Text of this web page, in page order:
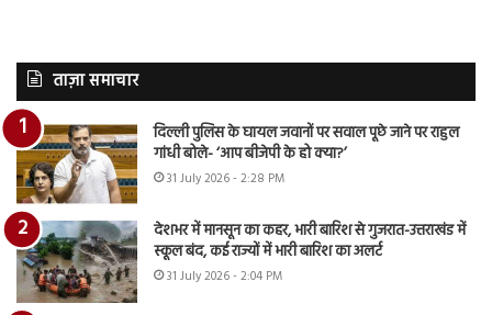
ताज़ा समाचार
दिल्ली पुलिस के घायल जवानों पर सवाल पूछे जाने पर राहुल
गांधी बोले- ‘आप बीजेपी के हो क्या?’
31 July 2026 - 2:28 PM
देशभर में मानसून का कहर, भारी बारिश से गुजरात-उत्तराखंड में
स्कूल बंद, कई राज्यों में भारी बारिश का अलर्ट
31 July 2026 - 2:04 PM